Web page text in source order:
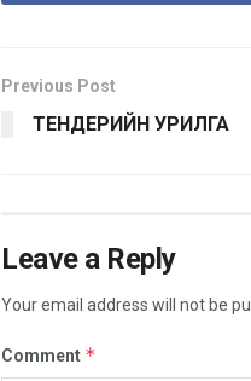
Previous Post
ТЕНДЕРИЙН УРИЛГА
Leave a Reply
Your email address will not be
Comment *